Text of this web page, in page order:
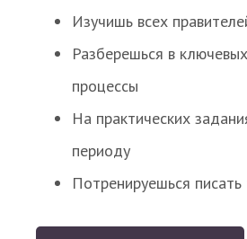
Изучишь всех
Разберешься в
процессы
На практических
периоду
Потренируешься